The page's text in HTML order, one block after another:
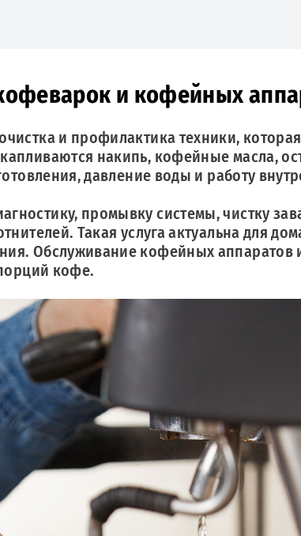
и кофейных
и профилактика техники,
накипь, кофейные масла,
давление воды и работу
промывку системы, чистку
Такая услуга актуальна для
Обслуживание кофейных аппаратов
кофе.